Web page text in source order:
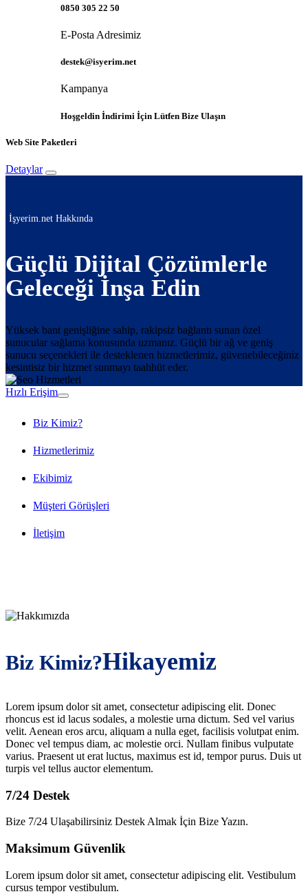
0850 305 22 50
E-Posta Adresimiz
destek@isyerim.net
Kampanya
Hoşgeldin İndirimi İçin Lütfen Bize Ulaşın
Web Site Paketleri
Detaylar
İşyerim.net Hakkında
Güçlü Dijital Çözümlerle
Geleceği İnşa Edin
Yüksek bant genişliğine sahip, rakipsiz bağlantı sunan özel
sunucular sağlama konusunda uzmanız. Güçlü bir ağ ve geniş
sunucu seçenekleri ile desteklenen hizmetlerimiz, güvenebileceğiniz
kesintisiz bir hizmet sunmayı taahhüt eder.
Hızlı Erişim
Biz Kimiz?
Hizmetlerimiz
Ekibimiz
Müşteri Görüşleri
İletişim
Biz Kimiz?Hikayemiz
Lorem ipsum dolor sit amet, consectetur adipiscing elit. Donec
rhoncus est id lacus sodales, a molestie urna dictum. Sed vel varius
velit. Aenean eros arcu, aliquam a nulla eget, facilisis volutpat enim.
Donec vel tempus diam, ac molestie orci. Nullam finibus vulputate
varius. Praesent ut erat luctus, maximus est id, tempor purus. Duis ut
turpis vel tellus auctor elementum.
7/24 Destek
Bize 7/24 Ulaşabilirsiniz Destek Almak İçin Bize Yazın.
Maksimum Güvenlik
Lorem ipsum dolor sit amet, consectetur adipiscing elit. Vestibulum
cursus tempor vestibulum.